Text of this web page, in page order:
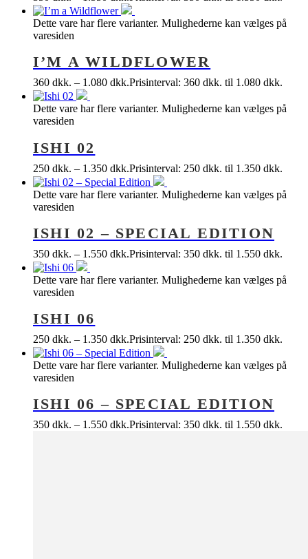
Dette vare har flere varianter. Mulighederne kan vælges på
varesiden
I’M A WILDFLOWER
360 dkk. – 1.080 dkk.Prisinterval: 360 dkk. til 1.080 dkk.
Dette vare har flere varianter. Mulighederne kan vælges på
varesiden
ISHI 02
250 dkk. – 1.350 dkk.Prisinterval: 250 dkk. til 1.350 dkk.
Dette vare har flere varianter. Mulighederne kan vælges på
varesiden
ISHI 02 – SPECIAL EDITION
350 dkk. – 1.550 dkk.Prisinterval: 350 dkk. til 1.550 dkk.
Dette vare har flere varianter. Mulighederne kan vælges på
varesiden
ISHI 06
250 dkk. – 1.350 dkk.Prisinterval: 250 dkk. til 1.350 dkk.
Dette vare har flere varianter. Mulighederne kan vælges på
varesiden
ISHI 06 – SPECIAL EDITION
350 dkk. – 1.550 dkk.Prisinterval: 350 dkk. til 1.550 dkk.